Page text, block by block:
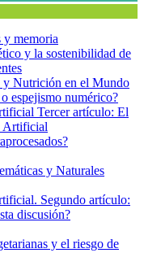
y memoria
y la sostenibilidad de
y Nutrición en el Mundo
espejismo numérico?
Tercer artículo: El
Artificial
y Naturales
Segundo artículo:
discusión?
y el riesgo de